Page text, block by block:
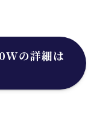
の詳細は